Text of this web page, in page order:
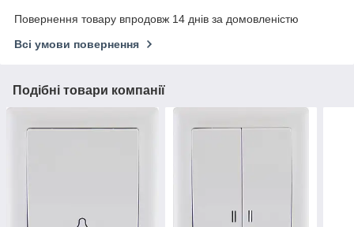
Повернення товару впродовж 14 днів за домовленістю
Всі умови повернення
Подібні товари компанії